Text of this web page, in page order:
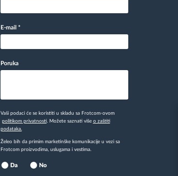
E-mail *
Poruka
Vaši podaci će se koristiti u skladu sa Frotcom-ovom
politikom privatnosti. Možete saznati više o zaštiti
podataka.
Želeo bih da primim marketinške komunikacije u vezi sa
Frotcom proizvodima, uslugama i vestima.
Da No